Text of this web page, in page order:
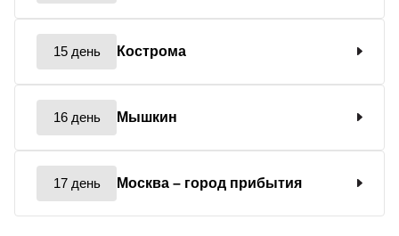
15 день Кострома
16 день Мышкин
17 день Москва – город прибытия